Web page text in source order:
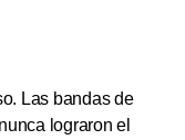
Las bandas de
lograron el